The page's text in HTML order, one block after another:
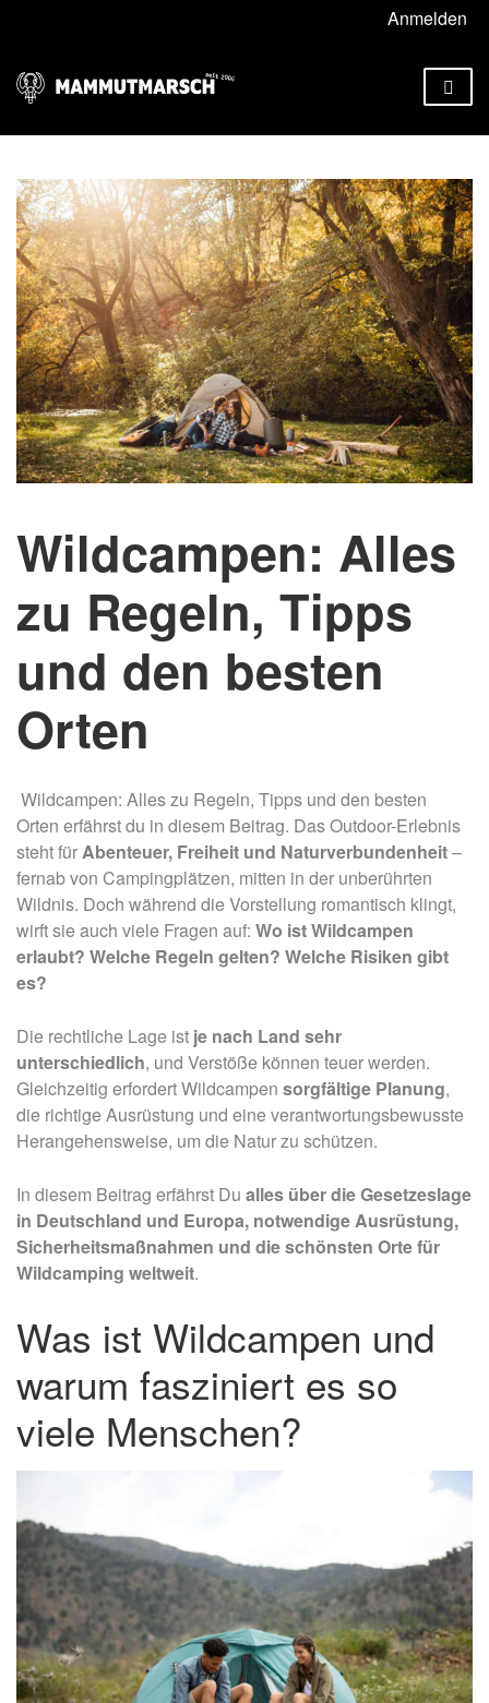
Anmelden
Wildcampen: Alles
zu Regeln, Tipps
und den besten
Orten
Wildcampen: Alles zu Regeln, Tipps und den besten
Orten erfährst du in diesem Beitrag. Das Outdoor-Erlebnis
steht fürAbenteuer, Freiheit und Naturverbundenheit–
fernab von Campingplätzen, mitten in der unberührten
Wildnis. Doch während die Vorstellung romantisch klingt,
wirft sie auch viele Fragen auf: Wo ist Wildcampen
erlaubt? Welche Regeln gelten? Welche Risiken gibt
es?
Die rechtliche Lage ist je nach Land sehr
unterschiedlich, und Verstöße können teuer werden.
Gleichzeitig erfordert Wildcampen sorgfältige Planung,
die richtige Ausrüstung und eine verantwortungsbewusste
Herangehensweise, um die Natur zu schützen.
In diesem Beitrag erfährst Du alles über die Gesetzeslage
in Deutschland und Europa, notwendige Ausrüstung,
Sicherheitsmaßnahmen und die schönsten Orte für
Wildcamping weltweit.
Was ist Wildcampen und
warum fasziniert es so
viele Menschen?